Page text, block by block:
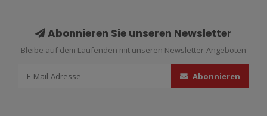
Abonnieren Sie unseren Newsletter
Bleibe auf dem Laufenden mit unseren Newsletter-Angeboten
Abonnieren